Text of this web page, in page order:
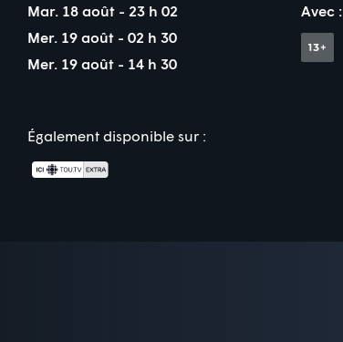
Mar. 18 août - 23 h 02
Mer. 19 août - 02 h 30
Mer. 19 août - 14 h 30
Également disponible sur :
Avec :